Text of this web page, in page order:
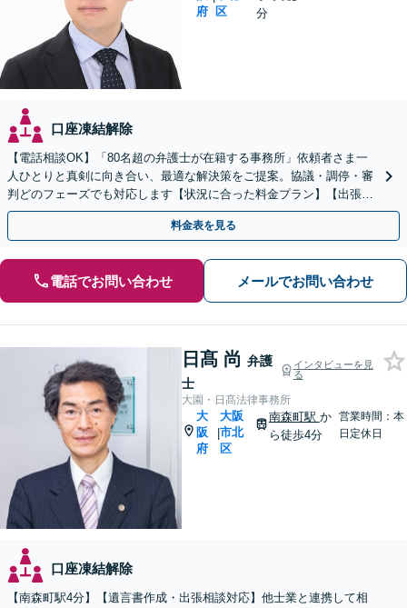
府
区
分
口座凍結解除
【電話相談OK】「80名超の弁護士が在籍する事務所」依頼者さま一
人ひとりと真剣に向き合い、最適な解決策をご提案。協議・調停・審
判どのフェーズでも対応します【状況に合った料金プラン】【出張相
談可】【子連れ相談可／完全個室】
料金表を見る
電話でお問い合わせ メールでお問い合わせ
日髙 尚 弁護
士
インタビューを見
る
大園・日髙法律事務所
大
阪
府
|
大阪
市北
区
南森町駅 か
ら徒歩4分
営業時間：本
日定休日
口座凍結解除
【南森町駅4分】【遺言書作成・出張相談対応】他士業と連携して相